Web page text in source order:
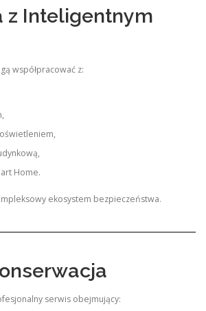
z Inteligentnym
współpracować z:
Home.
ekosystem bezpieczeństwa.
serwis obejmujący: